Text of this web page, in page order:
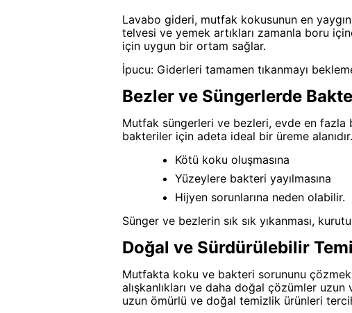
Lavabo gideri, mutfak kokusunun en
telvesi ve yemek artıkları zamanla boru
için uygun bir ortam sağlar.
İpucu: Giderleri tamamen tıkanmayı
Bezler ve Süngerlerde
Mutfak süngerleri ve bezleri, evde en fazla
bakteriler için adeta ideal bir üreme
Kötü koku oluşmasına
Yüzeylere bakteri yayılmasına
Hijyen sorunlarına neden olabilir.
Sünger ve bezlerin sık sık yıkanması,
Doğal ve Sürdürülebilir
Mutfakta koku ve bakteri sorununu
alışkanlıkları ve daha doğal çözümler
uzun ömürlü ve doğal temizlik ürünleri